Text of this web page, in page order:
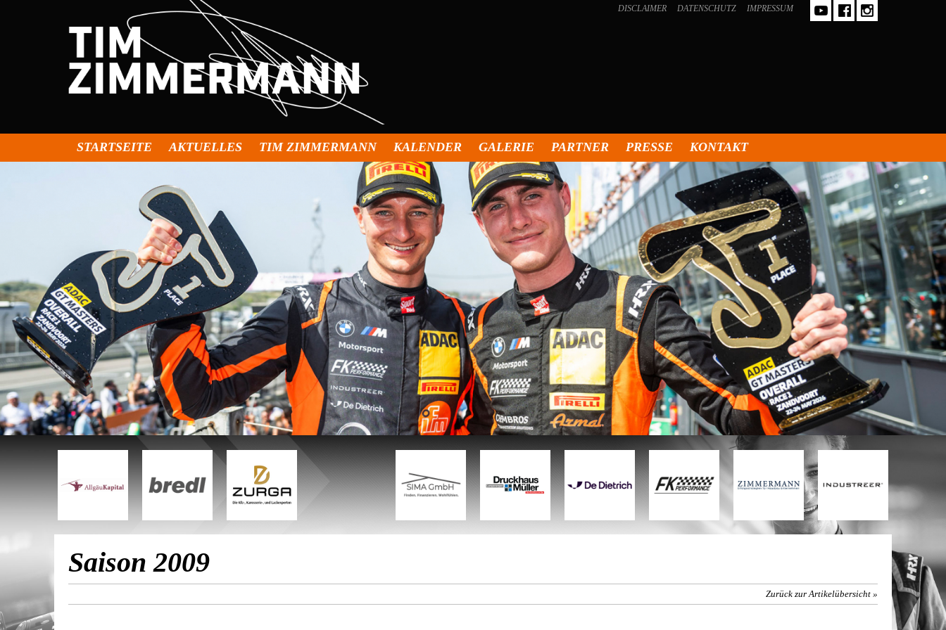
DISCLAIMER DATENSCHUTZ IMPRESSUM
STARTSEITE AKTUELLES TIM ZIMMERMANN KALENDER GALERIE PARTNER PRESSE KONTAKT
Saison 2009
Zurück zur Artikelübersicht »